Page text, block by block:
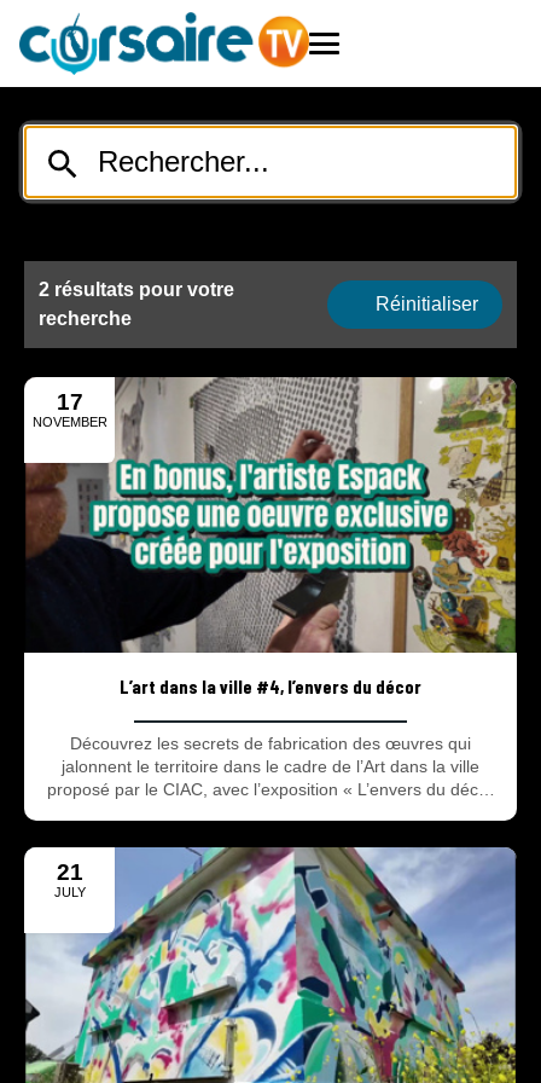
2 résultats pour votre
recherche
Réinitialiser
17
NOVEMBER
L’art dans la ville #4, l’envers du décor
Découvrez les secrets de fabrication des œuvres qui
jalonnent le territoire dans le cadre de l’Art dans la ville
proposé par le CIAC, avec l’exposition « L’envers du décor
21
JULY